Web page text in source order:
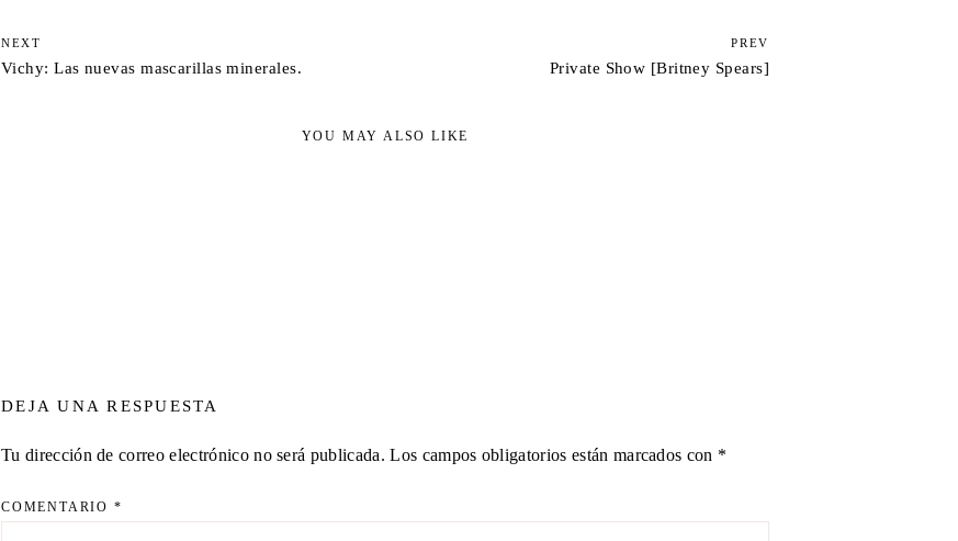
NEXT
Vichy: Las nuevas mascarillas minerales.
PREV
Private Show [Britney Spears]
YOU MAY ALSO LIKE
DEJA UNA RESPUESTA
Tu dirección de correo electrónico no será publicada. Los campos obligatorios están marcados con *
COMENTARIO *